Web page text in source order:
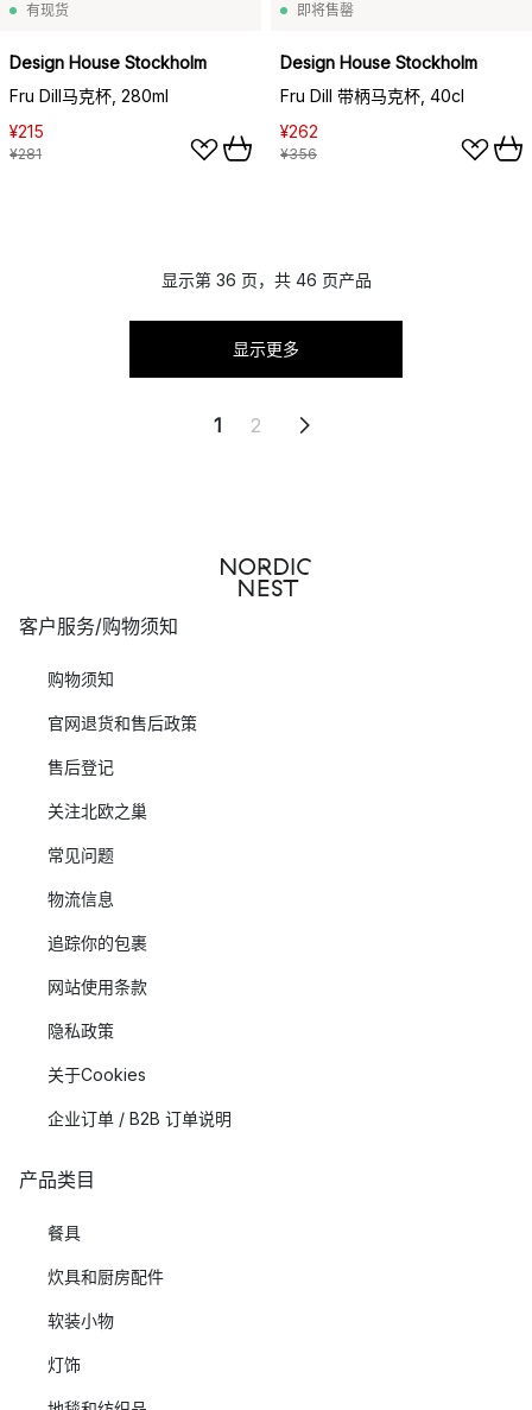
有现货
Design House Stockholm
Fru Dill马克杯, 280ml
¥215
¥281
即将售罄
Design House Stockholm
Fru Dill 带柄马克杯, 40cl
¥262
¥356
显示第 36 页，共 46 页产品
显示更多
1 2
客户服务/购物须知
购物须知
官网退货和售后政策
售后登记
关注北欧之巢
常见问题
物流信息
追踪你的包裹
网站使用条款
隐私政策
关于Cookies
企业订单 / B2B 订单说明
产品类目
餐具
炊具和厨房配件
软装小物
灯饰